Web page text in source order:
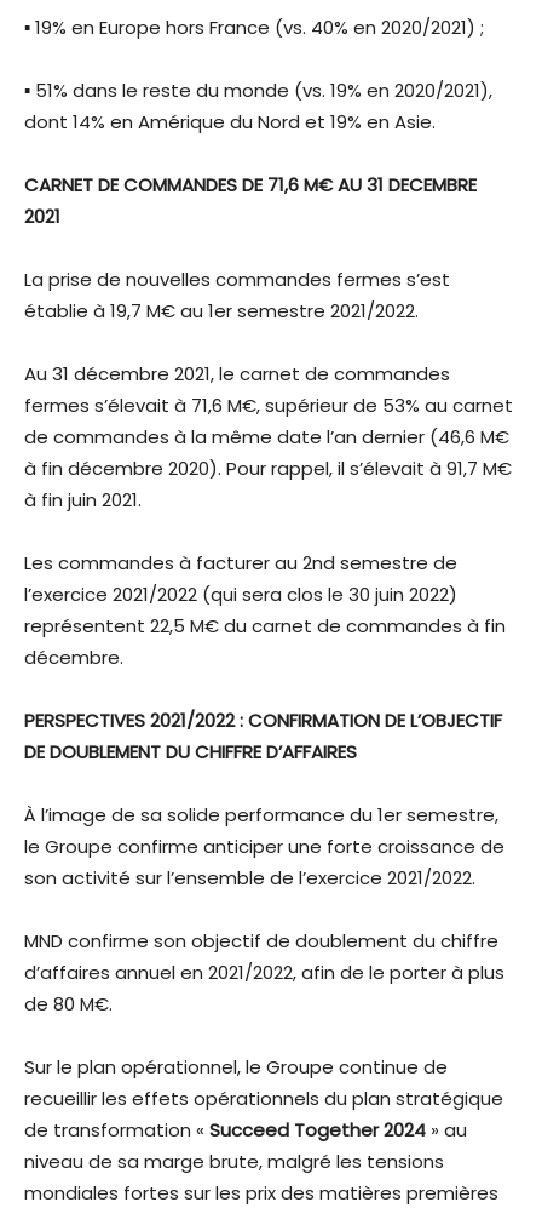
▪ 19% en Europe hors France (vs. 40% en 2020/2021) ;
▪ 51% dans le reste du monde (vs. 19% en 2020/2021),
dont 14% en Amérique du Nord et 19% en Asie.
CARNET DE COMMANDES DE 71,6 M€ AU 31 DECEMBRE
2021
La prise de nouvelles commandes fermes s’est
établie à 19,7 M€ au 1er semestre 2021/2022.
Au 31 décembre 2021, le carnet de commandes
fermes s’élevait à 71,6 M€, supérieur de 53% au carnet
de commandes à la même date l’an dernier (46,6 M€
à fin décembre 2020). Pour rappel, il s’élevait à 91,7 M€
à fin juin 2021.
Les commandes à facturer au 2nd semestre de
l’exercice 2021/2022 (qui sera clos le 30 juin 2022)
représentent 22,5 M€ du carnet de commandes à fin
décembre.
PERSPECTIVES 2021/2022 : CONFIRMATION DE L’OBJECTIF
DE DOUBLEMENT DU CHIFFRE D’AFFAIRES
À l’image de sa solide performance du 1er semestre,
le Groupe confirme anticiper une forte croissance de
son activité sur l’ensemble de l’exercice 2021/2022.
MND confirme son objectif de doublement du chiffre
d’affaires annuel en 2021/2022, afin de le porter à plus
de 80 M€.
Sur le plan opérationnel, le Groupe continue de
recueillir les effets opérationnels du plan stratégique
de transformation « Succeed Together 2024 » au
niveau de sa marge brute, malgré les tensions
mondiales fortes sur les prix des matières premières